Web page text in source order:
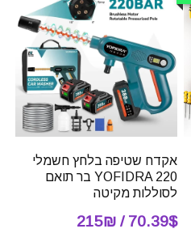
אקדח שטיפה בלחץ חשמלי
YOFIDRA 220 בר תואם
לסוללות מקיטה
70.39$ / 215₪